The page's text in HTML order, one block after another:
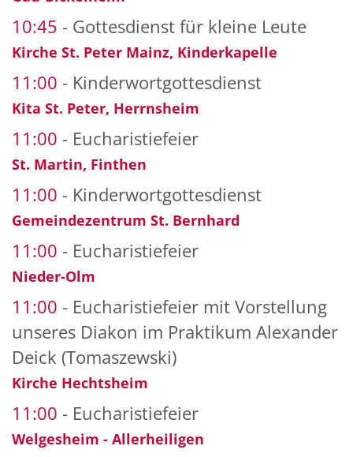
10:45 Gottesdienst für kleine Leute
Kirche St. Peter Mainz, Kinderkapelle
11:00 Kinderwortgottesdienst
Kita St. Peter, Herrnsheim
11:00 Eucharistiefeier
St. Martin, Finthen
11:00 Kinderwortgottesdienst
Gemeindezentrum St. Bernhard
11:00 Eucharistiefeier
Nieder-Olm
11:00
Eucharistiefeier mit Vorstellung
unseres Diakon im Praktikum Alexander
Deick (Tomaszewski)
Kirche Hechtsheim
11:00 Eucharistiefeier
Welgesheim - Allerheiligen